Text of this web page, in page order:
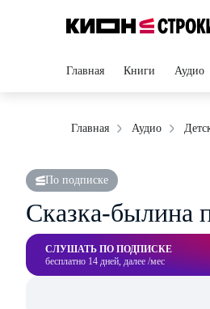
Главная Книги Аудио
Главная Аудио
По подписке
Сказка-былина
СЛУШАТЬ ПО ПОДПИСКЕ
бесплатно 14 дней, далее /мес